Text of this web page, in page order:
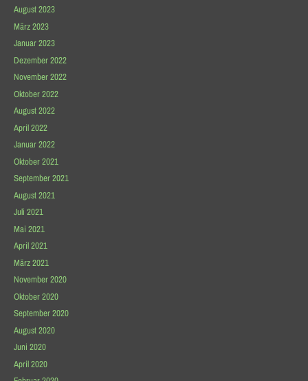
August 2023
März 2023
Januar 2023
Dezember 2022
November 2022
Oktober 2022
August 2022
April 2022
Januar 2022
Oktober 2021
September 2021
August 2021
Juli 2021
Mai 2021
April 2021
März 2021
November 2020
Oktober 2020
September 2020
August 2020
Juni 2020
April 2020